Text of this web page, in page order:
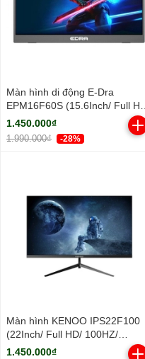
Màn hình di động E-Dra
EPM16F60S (15.6Inch/ Full HD/
5ms/ IPS)
1.450.000₫
1.990.000₫ -28%
Màn hình KENOO IPS22F100
(22Inch/ Full HD/ 100HZ/
250cd/m2/ IPS)
1.450.000₫